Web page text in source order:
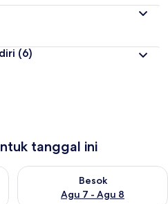
(6)
tanggal ini
ini Agu 6 - Agu 7
Besok
Agu 7 - Agu 8
Periksa ketersediaan untuk